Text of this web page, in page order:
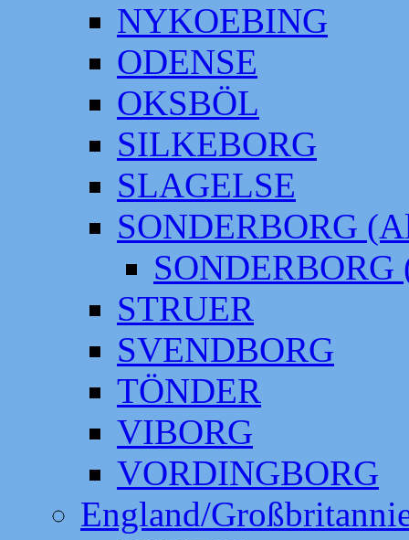
NYKOEBING
ODENSE
OKSBÖL
SILKEBORG
SLAGELSE
SONDERBORG
SONDERBORG
STRUER
SVENDBORG
TÖNDER
VIBORG
VORDINGBORG
England/